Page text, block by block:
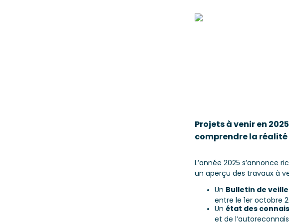
Projets à venir en
comprendre la
L’année 2025 s’annonce
un aperçu des travaux à
Un Bulletin de
entre le 1er octobre
Un état des
et de